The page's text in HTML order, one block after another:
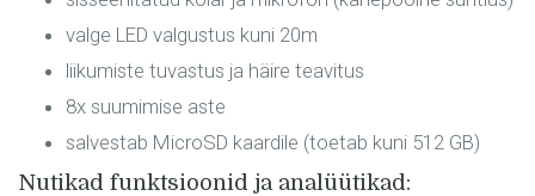
valge LED valgustus kuni 20m
liikumiste tuvastus ja häire teavitus
8x suumimise aste
salvestab MicroSD kaardile (toetab kuni 512 GB)
Nutikad funktsioonid ja analüütikad: